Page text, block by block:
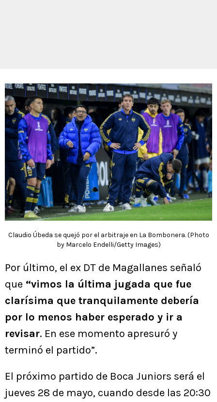
Claudio Úbeda se quejó por el arbitraje en La Bombonera. (Photo
by Marcelo Endelli/Getty Images)
Por último, el ex DT de Magallanes señaló
que “vimos la última jugada que fue
clarísima que tranquilamente debería
por lo menos haber esperado y ir a
revisar. En ese momento apresuró y
terminó el partido”.
El próximo partido de Boca Juniors será el
jueves 28 de mayo, cuando desde las 20:30